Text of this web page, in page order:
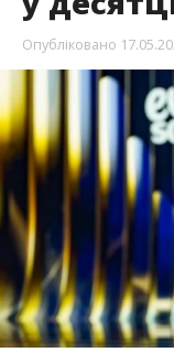
Опубліковано